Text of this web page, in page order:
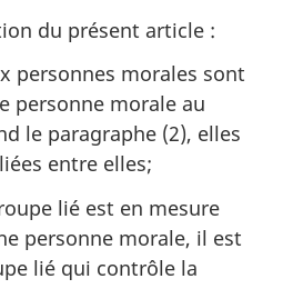
du présent article :
personnes morales sont
personne morale au
le paragraphe (2), elles
entre elles;
lié est en mesure
personne morale, il est
lié qui contrôle la